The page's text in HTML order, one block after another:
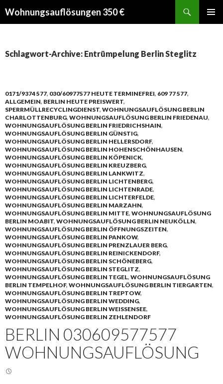
Wohnungsauflösungen 350 €
Schlagwort-Archive: Entrümpelung Berlin Steglitz
0171/9374 577, 030/60977577 HEUTE TERMINEFREI, 609 77 577,
ALLGEMEIN, BERLIN HEUTE PREISWERT,
SPERRMÜLLRECYCLINGDIENST, WOHNUNGSAUFLÖSUNG BERLIN
CHARLOTTENBURG, WOHNUNGSAUFLÖSUNG BERLIN FRIEDENAU,
WOHNUNGSAUFLÖSUNG BERLIN FRIEDRICHSHAIN,
WOHNUNGSAUFLÖSUNG BERLIN GÜNSTIG,
WOHNUNGSAUFLÖSUNG BERLIN HELLERSDORF,
WOHNUNGSAUFLÖSUNG BERLIN HOHENSCHÖNHAUSEN,
WOHNUNGSAUFLÖSUNG BERLIN KÖPENICK,
WOHNUNGSAUFLÖSUNG BERLIN KREUZBERG,
WOHNUNGSAUFLÖSUNG BERLIN LANKWITZ,
WOHNUNGSAUFLÖSUNG BERLIN LICHTENBERG,
WOHNUNGSAUFLÖSUNG BERLIN LICHTENRADE,
WOHNUNGSAUFLÖSUNG BERLIN LICHTERFELDE,
WOHNUNGSAUFLÖSUNG BERLIN MARZAHN,
WOHNUNGSAUFLÖSUNG BERLIN MITTE, WOHNUNGSAUFLÖSUNG
BERLIN MOABIT, WOHNUNGSAUFLÖSUNG BERLIN NEUKÖLLN,
WOHNUNGSAUFLÖSUNG BERLIN ÖFFNUNGSZEITEN,
WOHNUNGSAUFLÖSUNG BERLIN PANKOW,
WOHNUNGSAUFLÖSUNG BERLIN PRENZLAUER BERG,
WOHNUNGSAUFLÖSUNG BERLIN REINICKENDORF,
WOHNUNGSAUFLÖSUNG BERLIN SCHÖNEBERG,
WOHNUNGSAUFLÖSUNG BERLIN STEGLITZ,
WOHNUNGSAUFLÖSUNG BERLIN TEGEL, WOHNUNGSAUFLÖSUNG
BERLIN TEMPELHOF, WOHNUNGSAUFLÖSUNG BERLIN TIERGARTEN,
WOHNUNGSAUFLÖSUNG BERLIN TREPTOW,
WOHNUNGSAUFLÖSUNG BERLIN WEDDING,
WOHNUNGSAUFLÖSUNG BERLIN WEISSENSEE ,
WOHNUNGSAUFLÖSUNG BERLIN ZEHLENDORF
BERLIN 030609577577
WOHNUNGSAUFLÖSUNG